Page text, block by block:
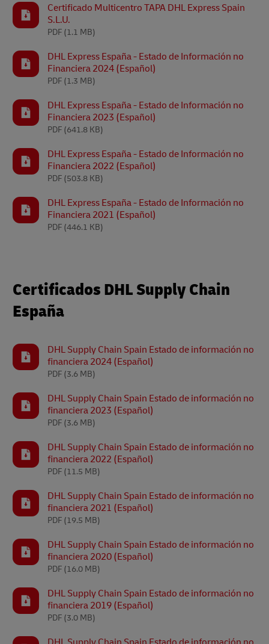
Certificado Multicentro TAPA DHL Express Spain
S.L.U.
PDF (1.1 MB)
DHL Express España - Estado de Información no
Financiera 2024 (Español)
PDF (1.3 MB)
DHL Express España - Estado de Información no
Financiera 2023 (Español)
PDF (641.8 KB)
DHL Express España - Estado de Información no
Financiera 2022 (Español)
PDF (503.8 KB)
DHL Express España - Estado de Información no
Financiera 2021 (Español)
PDF (446.1 KB)
Certificados DHL Supply Chain
España
DHL Supply Chain Spain Estado de información no
financiera 2024 (Español)
PDF (3.6 MB)
DHL Supply Chain Spain Estado de información no
financiera 2023 (Español)
PDF (3.6 MB)
DHL Supply Chain Spain Estado de información no
financiera 2022 (Español)
PDF (11.5 MB)
DHL Supply Chain Spain Estado de información no
financiera 2021 (Español)
PDF (19.5 MB)
DHL Supply Chain Spain Estado de información no
financiera 2020 (Español)
PDF (16.0 MB)
DHL Supply Chain Spain Estado de información no
financiera 2019 (Español)
PDF (3.0 MB)